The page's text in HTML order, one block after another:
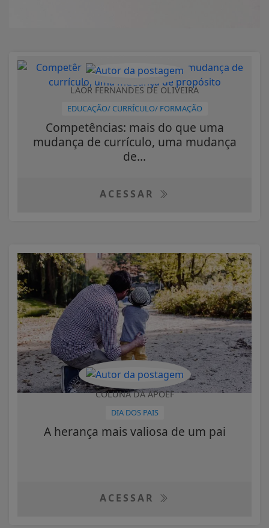
LAÔR FERNANDES DE OLIVEIRA
EDUCAÇÃO/ CURRÍCULO/ FORMAÇÃO
Competências: mais do que uma
mudança de currículo, uma mudança
de...
ACESSAR
COLUNA DA APOEF
DIA DOS PAIS
A herança mais valiosa de um pai
ACESSAR